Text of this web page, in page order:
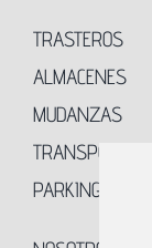
TRASTEROS
ALMACENES
MUDANZAS
TRANSPORTES
PARKING